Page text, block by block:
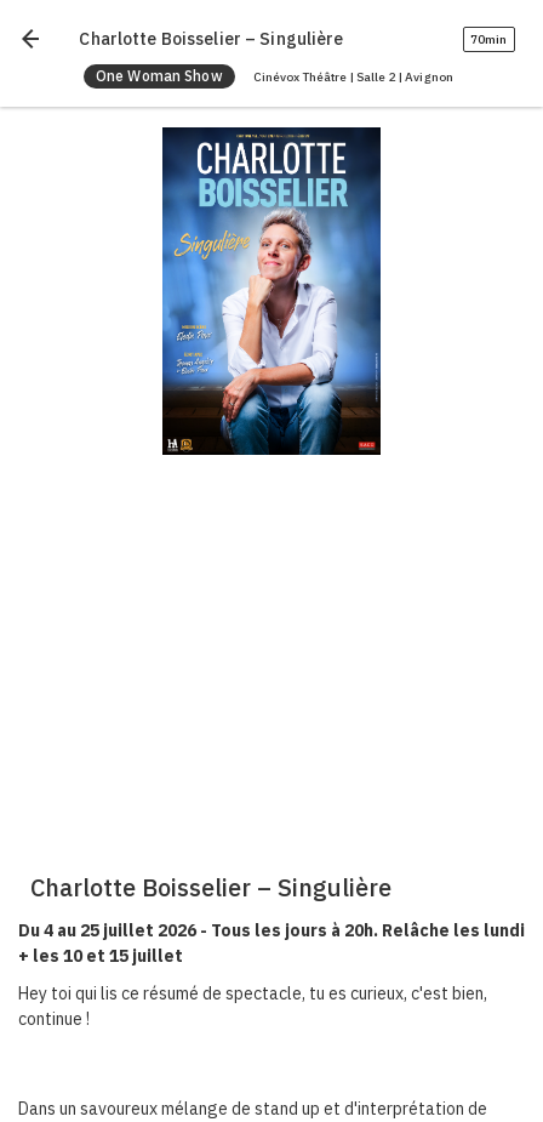
arrow_back Charlotte Boisselier – Singulière 70min
One Woman Show Cinévox Théâtre | Salle 2 | Avignon
Charlotte Boisselier – Singulière
Du 4 au 25 juillet 2026 - Tous les jours à 20h. Relâche les lundi
+ les 10 et 15 juillet
Hey toi qui lis ce résumé de spectacle, tu es curieux, c'est bien,
continue !
Dans un savoureux mélange de stand up et d'interprétation de